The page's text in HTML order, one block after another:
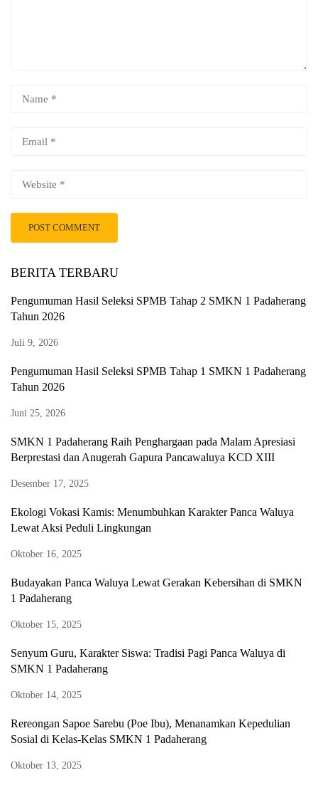
BERITA TERBARU
Pengumuman Hasil Seleksi SPMB Tahap 2 SMKN 1 Padaherang
Tahun 2026
Juli 9, 2026
Pengumuman Hasil Seleksi SPMB Tahap 1 SMKN 1 Padaherang
Tahun 2026
Juni 25, 2026
SMKN 1 Padaherang Raih Penghargaan pada Malam Apresiasi
Berprestasi dan Anugerah Gapura Pancawaluya KCD XIII
Desember 17, 2025
Ekologi Vokasi Kamis: Menumbuhkan Karakter Panca Waluya
Lewat Aksi Peduli Lingkungan
Oktober 16, 2025
Budayakan Panca Waluya Lewat Gerakan Kebersihan di SMKN
1 Padaherang
Oktober 15, 2025
Senyum Guru, Karakter Siswa: Tradisi Pagi Panca Waluya di
SMKN 1 Padaherang
Oktober 14, 2025
Rereongan Sapoe Sarebu (Poe Ibu), Menanamkan Kepedulian
Sosial di Kelas-Kelas SMKN 1 Padaherang
Oktober 13, 2025